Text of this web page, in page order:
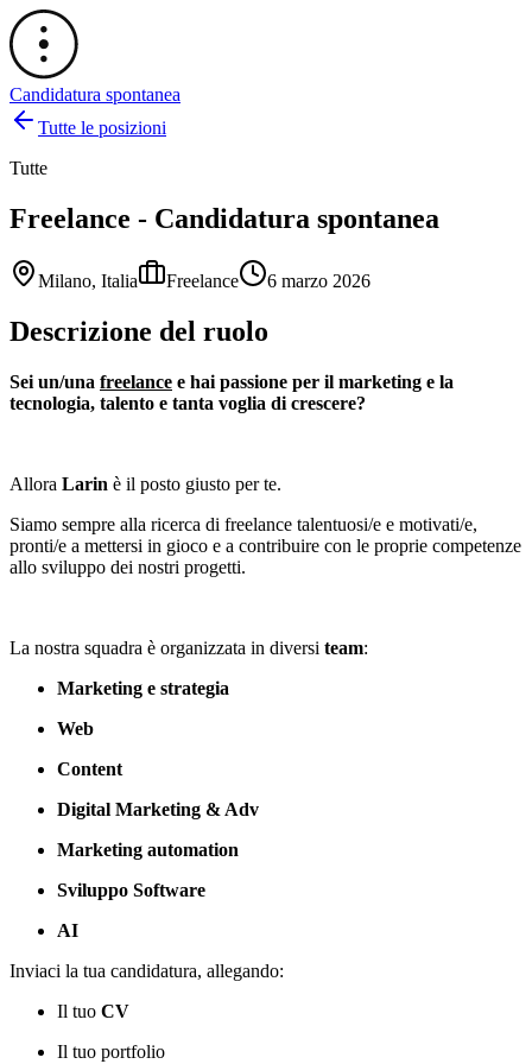
Candidatura spontanea
Tutte le posizioni
Tutte
Freelance - Candidatura spontanea
Milano, Italia Freelance 6 marzo 2026
Descrizione del ruolo
Sei un/una freelance e hai passione per il marketing e la
tecnologia, talento e tanta voglia di crescere?
Allora Larin è il posto giusto per te.
Siamo sempre alla ricerca di freelance talentuosi/e e motivati/e,
pronti/e a mettersi in gioco e a contribuire con le proprie competenze
allo sviluppo dei nostri progetti.
La nostra squadra è organizzata in diversi team:
Marketing e strategia
Web
Content
Digital Marketing & Adv
Marketing automation
Sviluppo Software
AI
Inviaci la tua candidatura, allegando:
Il tuo CV
Il tuo portfolio